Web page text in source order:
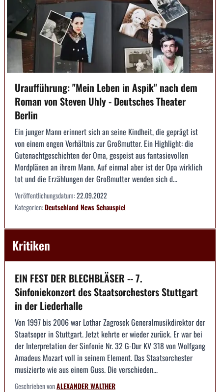
Uraufführung: "Mein Leben in Aspik" nach dem
Roman von Steven Uhly - Deutsches Theater
Berlin
Ein junger Mann erinnert sich an seine Kindheit, die geprägt ist
von einem engen Verhältnis zur Großmutter. Ein Highlight: die
Gutenachtgeschichten der Oma, gespeist aus fantasievollen
Mordplänen an ihrem Mann. Auf einmal aber ist der Opa wirklich
tot und die Erzählungen der Großmutter wenden sich d...
Veröffentlichungsdatum:22.09.2022
Kategorien:DeutschlandNewsSchauspiel
Kritiken
EIN FEST DER BLECHBLÄSER -- 7.
Sinfoniekonzert des Staatsorchesters Stuttgart
in der Liederhalle
Von 1997 bis 2006 war Lothar Zagrosek Generalmusikdirektor der
Staatsoper in Stuttgart. Jetzt kehrte er wieder zurück. Er war bei
der Interpretation der Sinfonie Nr. 32 G-Dur KV 318 von Wolfgang
Amadeus Mozart voll in seinem Element. Das Staatsorchester
musizierte wie aus einem Guss. Die verschieden...
Geschrieben vonALEXANDER WALTHER